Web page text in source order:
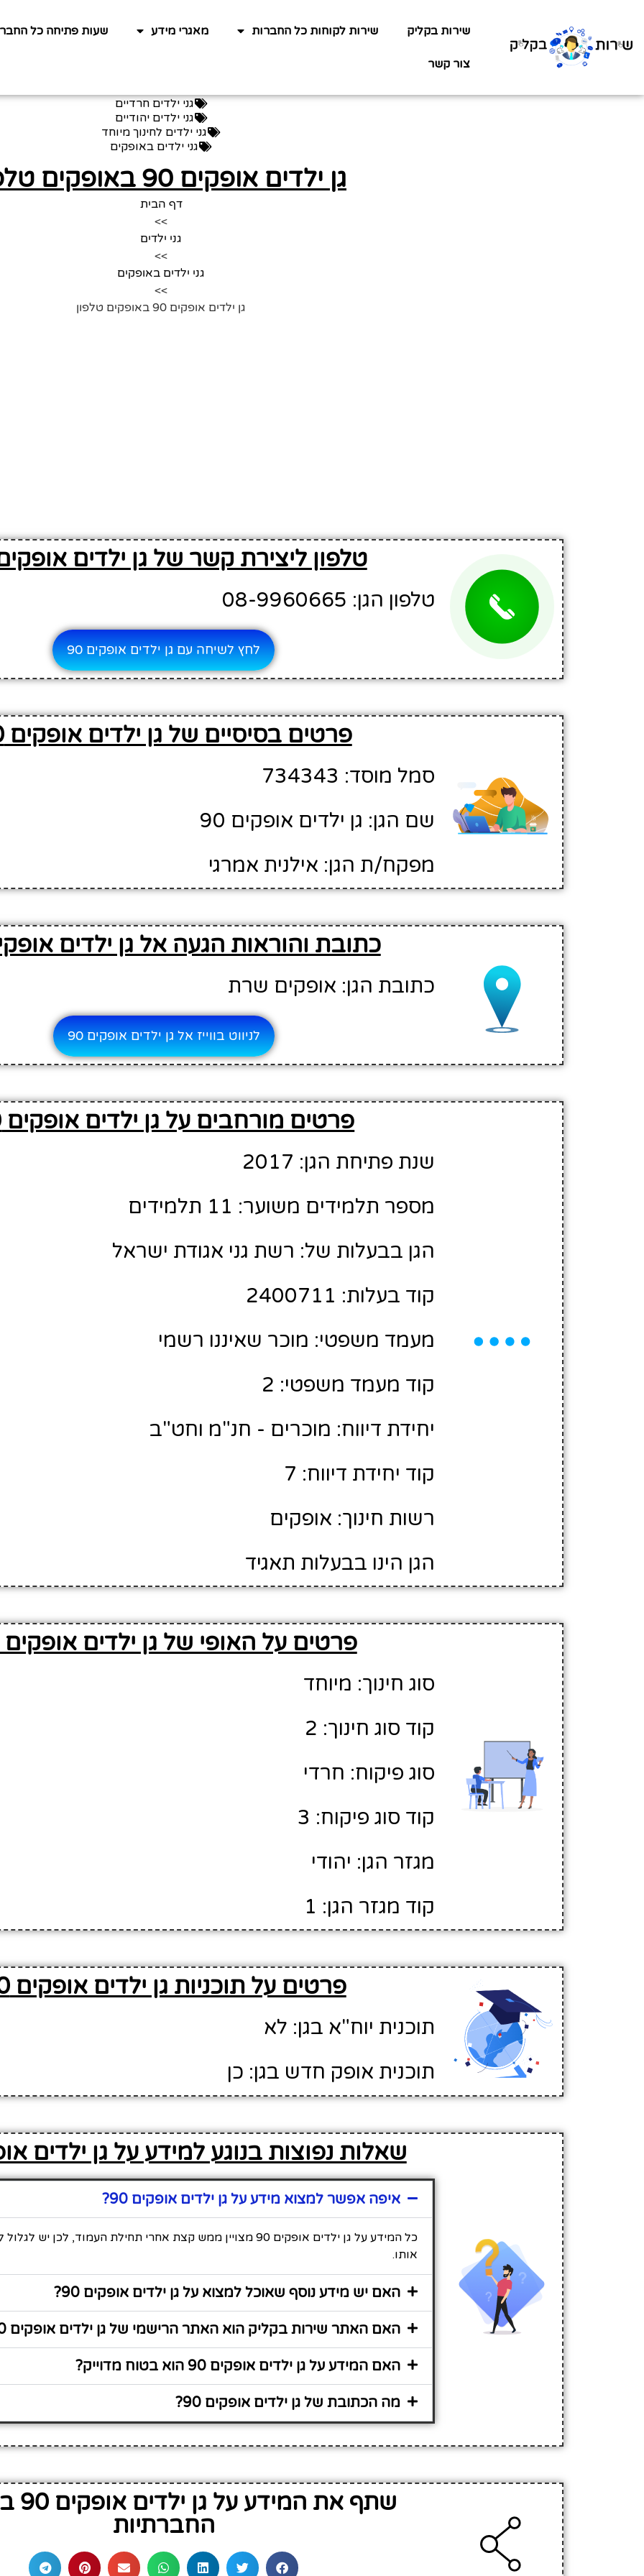
שירות בקליק שירות לקוחות כל החברות מאגרי מידע שעות פתיחה כל
צור קשר
גני ילדים חרדיים
גני ילדים יהודיים
גני ילדים לחינוך מיוחד
גני ילדים באופקים
גן ילדים אופקים 90 באופקים טלפון
דף הבית
>>
גני ילדים
>>
גני ילדים באופקים
>>
גן ילדים אופקים 90 באופקים טלפון
טלפון ליצירת קשר של גן ילדים אופקים
טלפון הגן: 08-9960665
לחץ לשיחה עם גן ילדים אופקים 90
פרטים בסיסיים של גן ילדים אופקים 90
סמל מוסד: 734343
שם הגן: גן ילדים אופקים 90
מפקח/ת הגן: אילנית אמרגי
כתובת והוראות הגעה אל גן ילדים
כתובת הגן: אופקים שרת
לניווט בווייז אל גן ילדים אופקים 90
פרטים מורחבים על גן ילדים אופקים 90
שנת פתיחת הגן: 2017
מספר תלמידים משוער: 11 תלמידים
הגן בבעלות של: רשת גני אגודת ישראל
קוד בעלות: 2400711
מעמד משפטי: מוכר שאיננו רשמי
קוד מעמד משפטי: 2
יחידת דיווח: מוכרים - חנ"מ וחט"ב
קוד יחידת דיווח: 7
רשות חינוך: אופקים
הגן הינו בבעלות תאגיד
פרטים על האופי של גן ילדים אופקים
סוג חינוך: מיוחד
קוד סוג חינוך: 2
סוג פיקוח: חרדי
קוד סוג פיקוח: 3
מגזר הגן: יהודי
קוד מגזר הגן: 1
פרטים על תוכניות גן ילדים אופקים 90
תוכנית יוח"א בגן: לא
תוכנית אופק חדש בגן: כן
שאלות נפוצות בנוגע למידע על גן ילדים
איפה אפשר למצוא מידע על גן ילדים אופקים 90?
כל המידע על גן ילדים אופקים 90 מצויין ממש קצת אחרי תחילת העמוד, לכן
אותו.
האם יש מידע נוסף שאוכל למצוא על גן ילדים אופקים 90?
האם האתר שירות בקליק הוא האתר הרישמי של גן ילדים אופקים 90?
האם המידע על גן ילדים אופקים 90 הוא בטוח מדוייק?
מה הכתובת של גן ילדים אופקים 90?
שתף
החברתיות